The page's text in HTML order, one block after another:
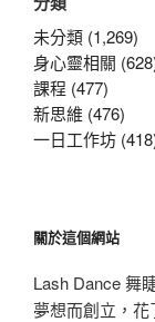
鍵
字:
未分類 (1,269)
身心靈相關
課程 (477)
新思維 (476)
一日工作坊
關於這個網站
Lash Dance 舞
夢想而創立，